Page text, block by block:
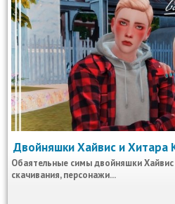
Двойняшки Хайвис и Хитара
Обаятельные симы двойняшки
скачивания, персонажи...